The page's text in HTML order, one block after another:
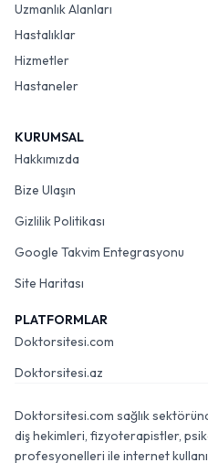
Uzmanlık Alanları
Hastalıklar
Hizmetler
Hastaneler
KURUMSAL
Hakkımızda
Bize Ulaşın
Gizlilik Politikası
Google Takvim Entegrasyonu
Site Haritası
PLATFORMLAR
Doktorsitesi.com
Doktorsitesi.az
Doktorsitesi.com sağlık
diş hekimleri, fizyoterapistler,
profesyonelleri ile internet